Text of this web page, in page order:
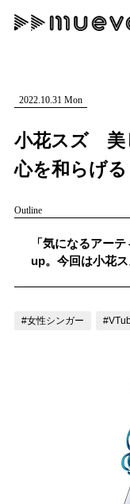
記事を検索する
人気ワード
#男性SSW #ポッ
"読者の声を形
MENU
記事一覧
muevoクラウドファ
2022.10.31 Mon
小花スズ 美
心を和らげる
Outline
「気になるアー
up。今回は小花ス
#女性シンガー